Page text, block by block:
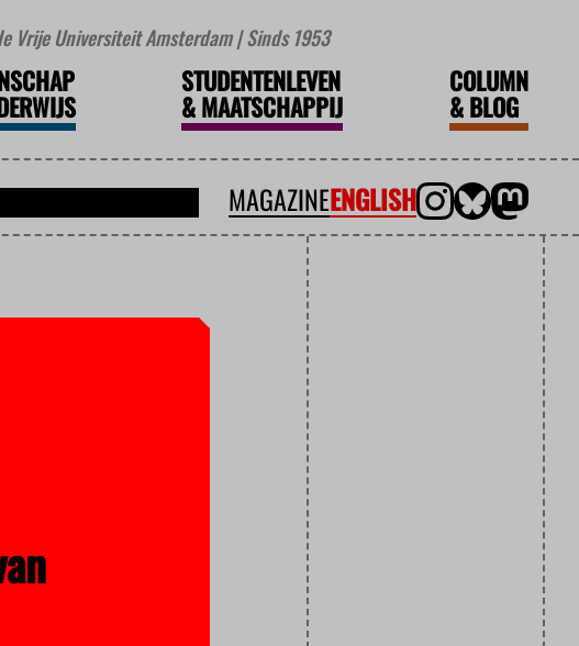
Vrije Universiteit Amsterdam | Sinds 1953
STUDENTENLEVEN
&MAATSCHAPPIJ
COLUMN
&BLOG
MAGAZINEENGLISH